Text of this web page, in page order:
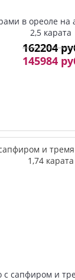
в ореоле на
2,5 карата
162204
145984
с сапфиром и